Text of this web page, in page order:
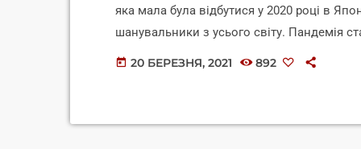
яка мала була відбутися у 2020 році в
шанувальники з усього світу. Пандемія
важливу роль зіграла і вагітність
today 20 БЕРЕЗНЯ, 2021 892